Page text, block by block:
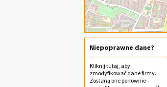
Niepoprawne dane?
Kliknij tutaj, aby
zmodyfikować dane firmy.
Zostaną one ponownie